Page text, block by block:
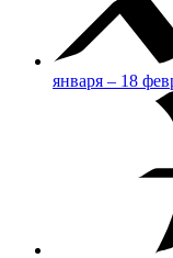
января – 18